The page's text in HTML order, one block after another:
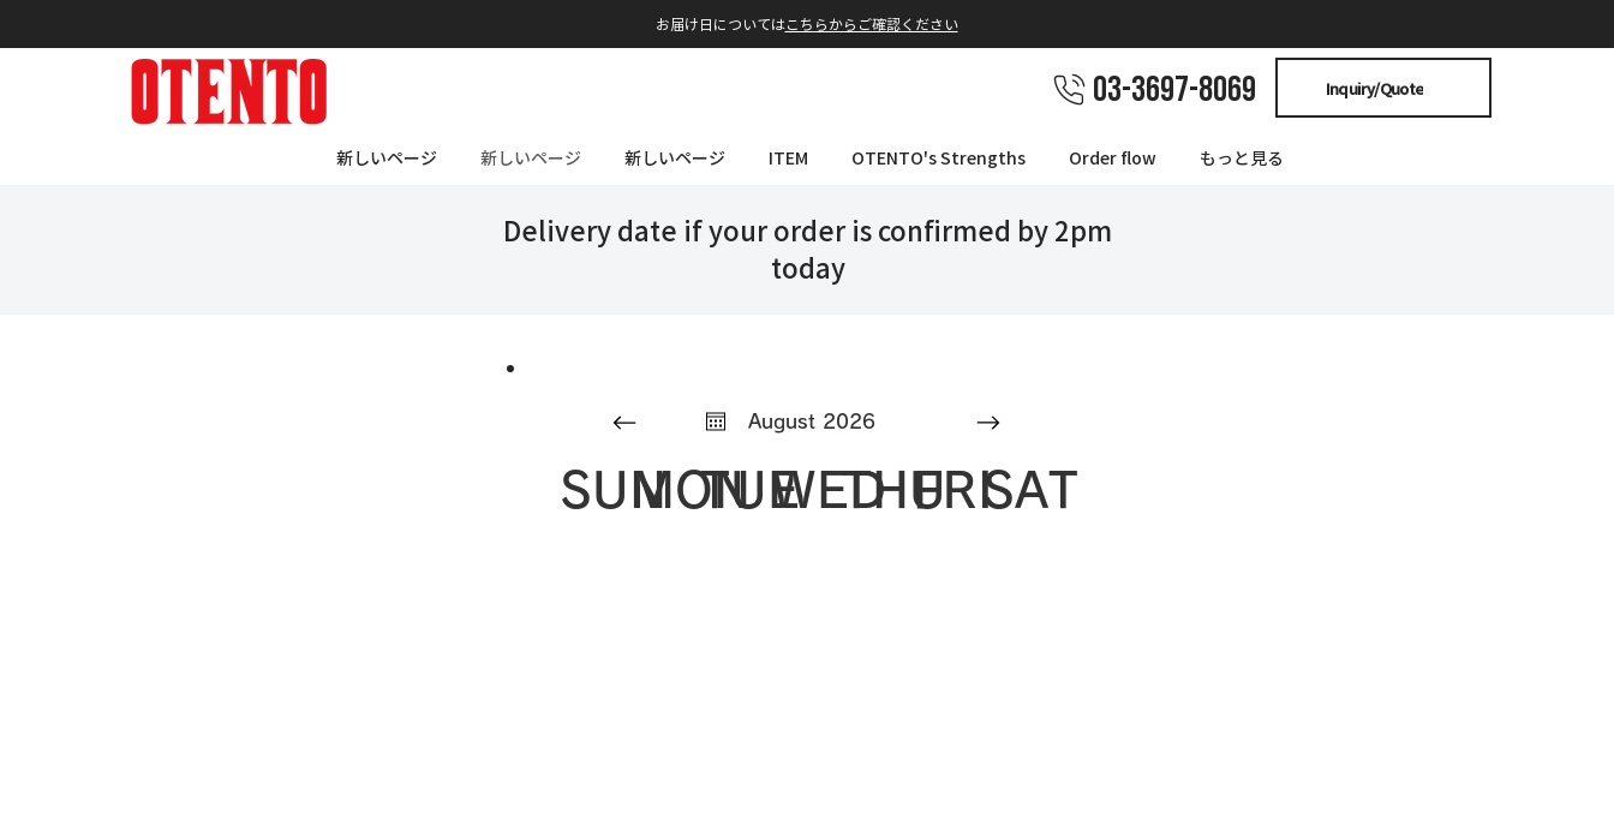
​お届け日についてはこちらからご確認ください
03-3697-8069 Inquiry/Quote
新しいページ 新しいページ 新しいページ ITEM OTENTO's Strengths Order flow もっと見る
Delivery date if your order is confirmed by 2pm
today
August 2026
SUNMONTUEWEDTHUFRISAT